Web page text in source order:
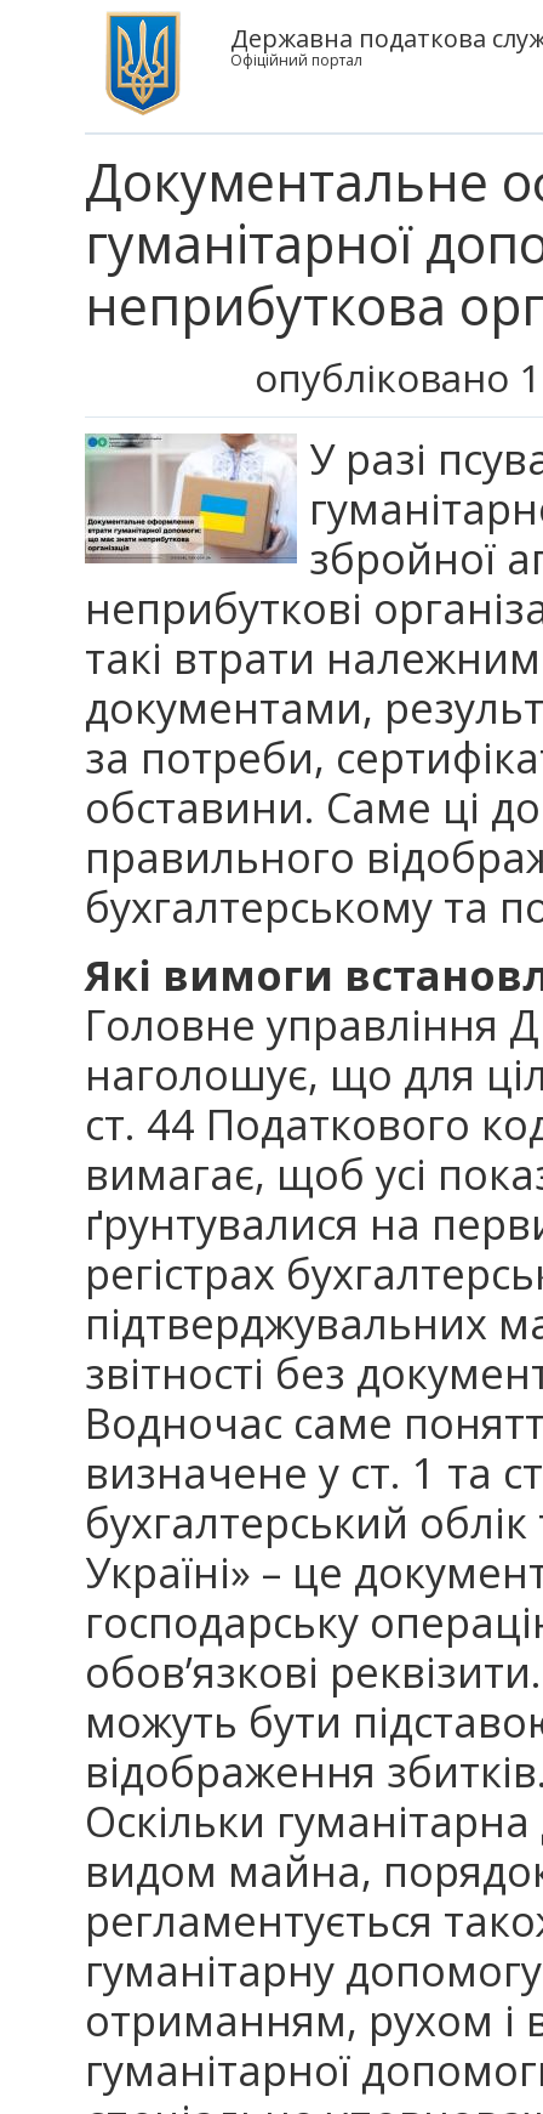
Державна податкова
Офіційний портал
Документальне
гуманітарної
неприбуткова
опубліковано
У разі
збройної
неприбуткові
такі втрати
документами,
за потреби,
обставини. Саме ці
правильного
бухгалтерському та
Які вимоги
Головне управління
наголошує, що для
ст. 44 Податкового
вимагає, щоб усі
ґрунтувалися на
регістрах
підтверджувальних
звітності без
Водночас саме
визначене у ст. 1 та
бухгалтерський облік
Україні» – це
господарську
обов’язкові
можуть бути
відображення
Оскільки
видом майна,
регламентується
гуманітарну
отриманням, рухом і
гуманітарної